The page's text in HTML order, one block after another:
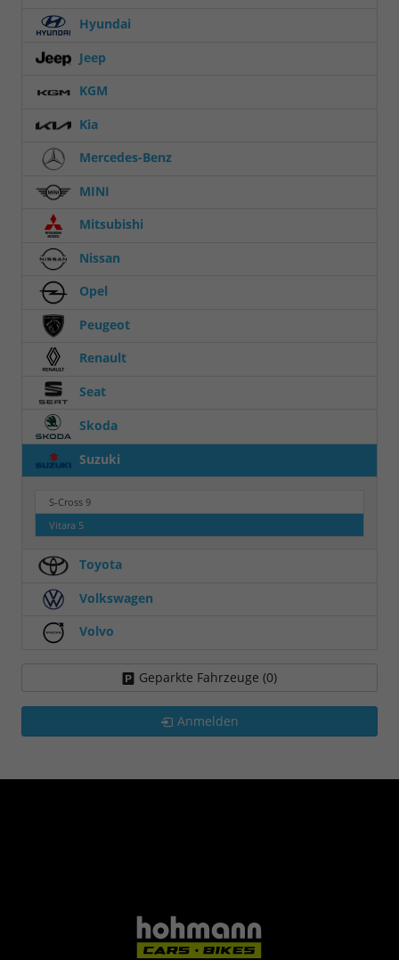
Hyundai
Jeep
KGM
Kia
Mercedes-Benz
MINI
Mitsubishi
Nissan
Opel
Peugeot
Renault
Seat
Skoda
Suzuki
S-Cross 9
Vitara 5
Toyota
Volkswagen
Volvo
Geparkte Fahrzeuge (0)
Anmelden